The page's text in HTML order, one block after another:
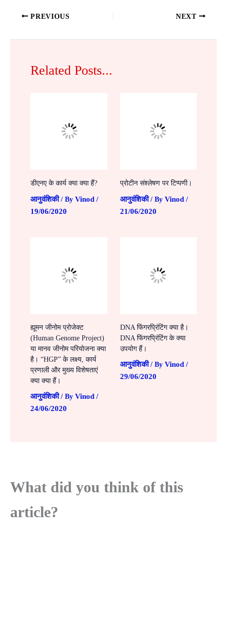
PREVIOUS NEXT
Related Posts...
डीएनए के कार्य क्या क्या हैं?
आनुवंशिकी/ By Vinod /
19/06/2020
प्रोटीन संश्लेषण पर टिप्पणी।
आनुवंशिकी/ By Vinod /
21/06/2020
ह्यूमन जीनोम प्रोजेक्ट
(Human Genome Project)
या मानव जीनोम परियोजना क्या
है। “HGP” के लक्ष्य, कार्य
प्रणाली और मुख्य विशेषताएं
क्या क्या हैं।
आनुवंशिकी/ By Vinod /
24/06/2020
DNA फिंगरप्रिंटिंग क्या है।
DNA फिंगरप्रिंटिंग के क्या
उपयोग हैं।
आनुवंशिकी/ By Vinod /
29/06/2020
What did you think of this
article?